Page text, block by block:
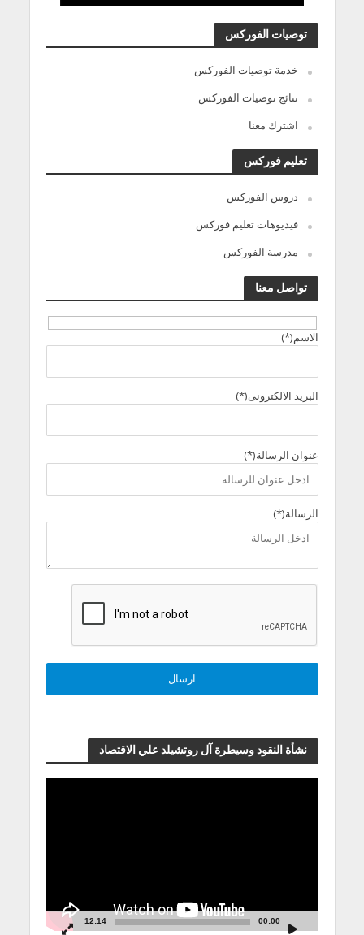
توصيات الفوركس
خدمة توصيات الفوركس
نتائج توصيات الفوركس
اشترك معنا
تعليم فوركس
دروس الفوركس
فيديوهات تعليم فوركس
مدرسة الفوركس
تواصل معنا
الاسم(*)
البريد الالكترونى(*)
عنوان الرسالة(*)
الرسالة(*)
نشأة النقود وسيطرة آل روتشيلد علي الاقتصاد
00:00
12:14